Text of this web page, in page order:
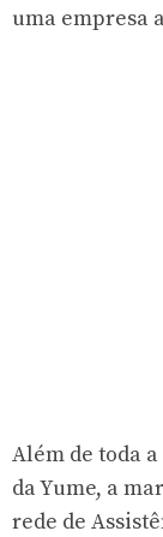
uma empresa
Além de toda
da Yume, a
rede de